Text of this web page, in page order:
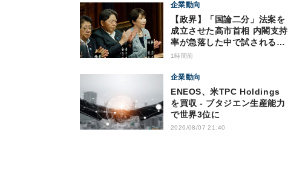
企業動向
【政界】「国論二分」法案を
成立させた高市首相 内閣支持
率が急落した中で試される実
行力
1時間前
企業動向
ENEOS、米TPC Holdings
を買収 - ブタジエン生産能力
で世界3位に
2026/08/07 21:40